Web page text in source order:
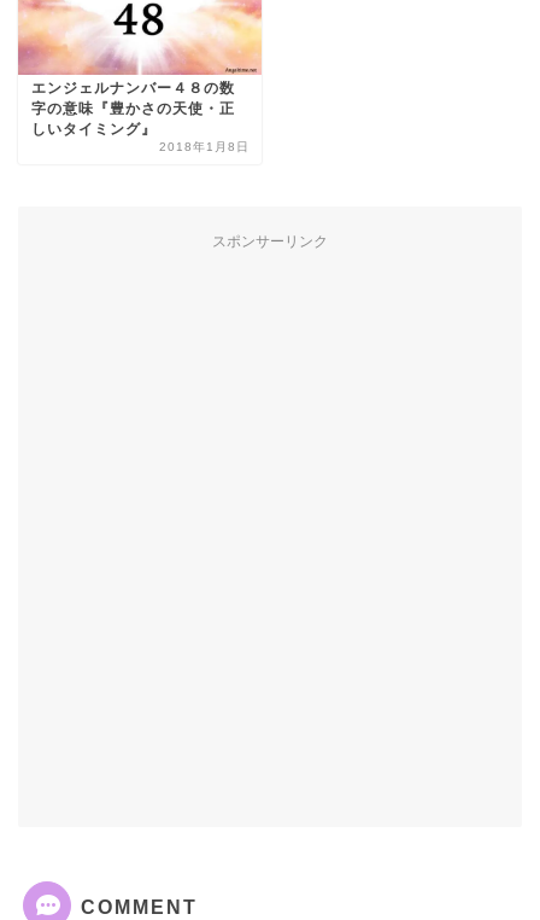
エンジェルナンバー４８の数
字の意味『豊かさの天使・正
しいタイミング』
2018年1月8日
スポンサーリンク
COMMENT